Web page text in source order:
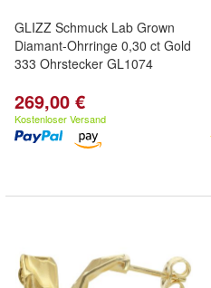
GLIZZ Schmuck Lab Grown
Diamant-Ohrringe 0,30 ct Gold
333 Ohrstecker GL1074
269,00 €
Kostenloser Versand